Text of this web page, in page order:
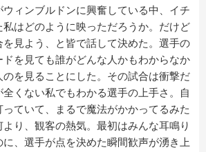
ィンブルドンに興奮している中、イチ
私はどのように映っただろうか。だけど
を見よう、と皆で話して決めた。選手の
を見ても誰がどんな人かもわからなか
のを見ることにした。その試合は衝撃だ
くない私でもわかる選手の上手さ。自
ていて、まるで魔法がかかってるみた
り、観客の熱気。最初はみんな耳鳴り
、選手が点を決めた瞬間歓声が湧き上